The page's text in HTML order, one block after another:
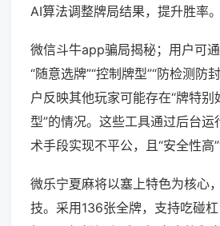
AI算法调整牌局结果，提升胜率。
微信斗牛app骗局揭秘；用户可
“随意选牌”“控制牌型”“防检测防
户反映其他玩家可能存在“牌特别
型”的情况。这些工具通过后台运
术手段实现不平公，且“安全性高
微乐宁夏麻将以塞上特色为核心
技。采用136张全牌，支持吃碰